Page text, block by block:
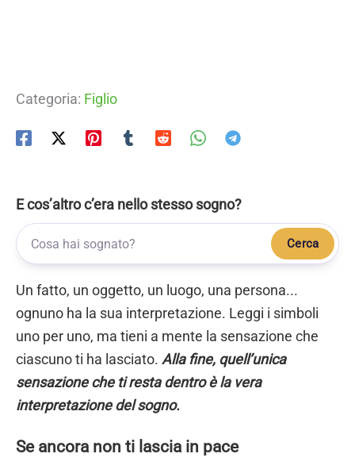
Categoria: Figlio
E cos’altro c’era nello stesso sogno?
Cerca
Un fatto, un oggetto, un luogo, una persona...
ognuno ha la sua interpretazione. Leggi i simboli
uno per uno, ma tieni a mente la sensazione che
ciascuno ti ha lasciato. Alla fine, quell’unica
sensazione che ti resta dentro è la vera
interpretazione del sogno.
Se ancora non ti lascia in pace